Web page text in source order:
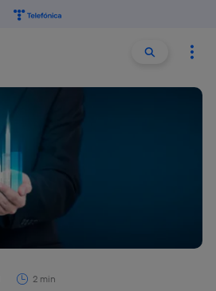
Buscar
2 min